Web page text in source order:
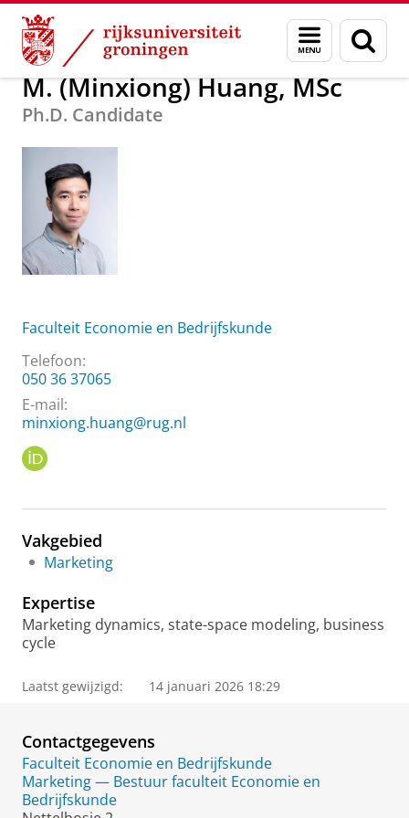
Skip
Content
Skip
Navigation
Menu
en
zoeken
Over ons M. (Minxiong) Huang, MSc
M. (Minxiong) Huang, MSc
Ph.D. Candidate
Faculteit Economie en Bedrijfskunde
Telefoon:
050 36 37065
E-mail:
minxiong.huang@rug.nl
I
Vakgebied
Marketing
Expertise
Marketing dynamics, state-space modeling, business
cycle
Laatst gewijzigd: 14 januari 2026 18:29
Contactgegevens
Faculteit Economie en Bedrijfskunde
Marketing — Bestuur faculteit Economie en
Bedrijfskunde